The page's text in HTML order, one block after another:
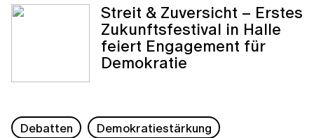
Streit & Zuversicht – Erstes
Zukunftsfestival in Halle
feiert Engagement für
Demokratie
Debatten
Demokratiestärkung